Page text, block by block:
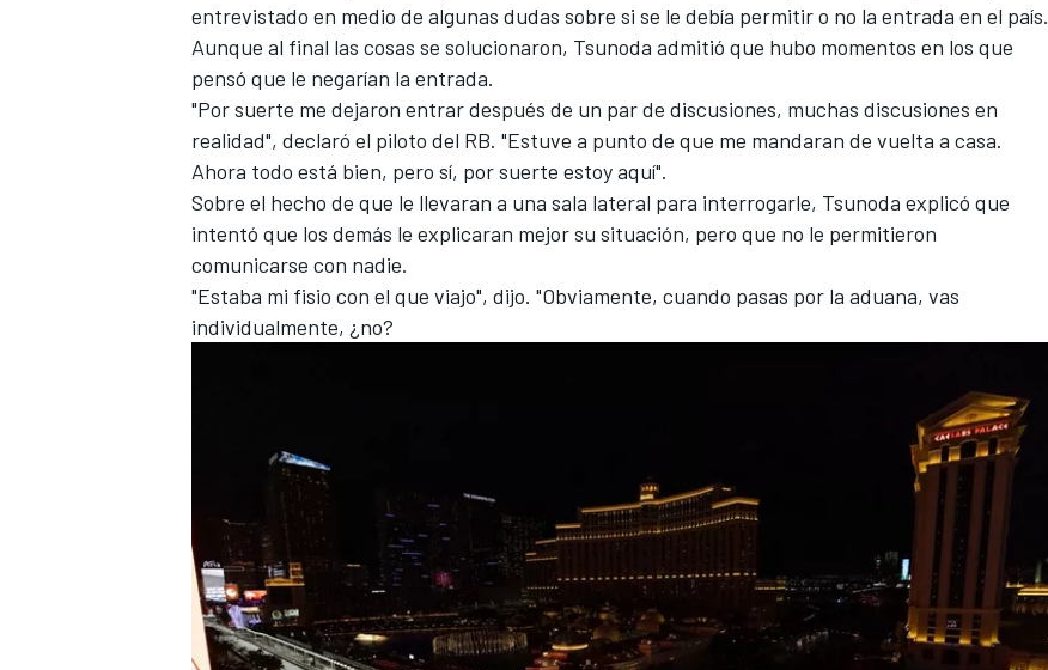
FÓRMULA E
entrevistado en medio de algunas dudas sobre si se le debía permitir o no la entrada en el país.
Aunque al final las cosas se solucionaron, Tsunoda admitió que hubo momentos en los que
pensó que le negarían la entrada.
"Por suerte me dejaron entrar después de un par de discusiones, muchas discusiones en
realidad", declaró el piloto del RB. "Estuve a punto de que me mandaran de vuelta a casa.
Ahora todo está bien, pero sí, por suerte estoy aquí".
Sobre el hecho de que le llevaran a una sala lateral para interrogarle, Tsunoda explicó que
intentó que los demás le explicaran mejor su situación, pero que no le permitieron
comunicarse con nadie.
"Estaba mi fisio con el que viajo", dijo. "Obviamente, cuando pasas por la aduana, vas
individualmente, ¿no?